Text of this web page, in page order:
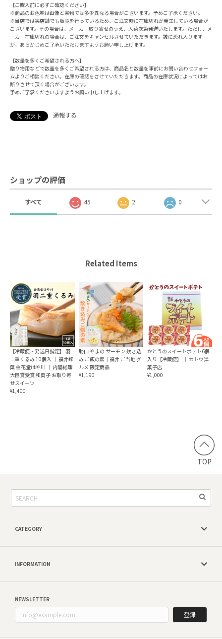
【ご購入前に必ずご確認ください】
※商品のお色味は画像と実物では多少異なる場合がございます。予めご了承ください。
※当店では実店舗でも販売を行っているため、ご注文時に在庫切れが発生している場合が
ございます。その場合は、メーカー取り寄せのうえ、入荷次第発送いたします。ただし、メ
ーカー在庫切れの場合は、ご注文をキャンセルさせていただきます。誠に恐れ入ります
が、あらかじめご了承いただけますようお願い申し上げます。
【数量を多くご希望される方へ】
贈り物用などで数量を多くご希望される方は、商品名と数量を事前にお問い合わせフォー
ムよりご相談ください。在庫の確認をさせていただきます。商品の在庫状況によってはお
断りさせて頂く場合がございます。
予めご了承くださいますようお願い申し上げます。
通報する
ショップの評価
すべて 45 2 0
Related Items
【冷蔵便・発送日指定】 羽
二重くるみ 10個入 ｜ 福井銘
菓 金花堂はや川 ｜ 内閣総理
大臣賞受賞 和菓子 お取り寄
せスイーツ
¥1,400
勝山 やまの サーモン 炊き込
み ご飯の素｜福井 ご当地 グ
ルメ 限定商品
¥1,190
かとうのスイートポテト6個
入り【冷蔵便】 ｜ カトウ洋
菓子店
¥1,000
TOP
CATEGORY
INFORMATION
NEWSLETTER
登録